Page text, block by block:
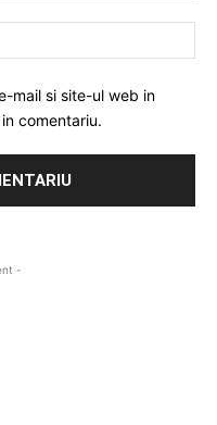
mail si site-ul web in
comentariu.
-